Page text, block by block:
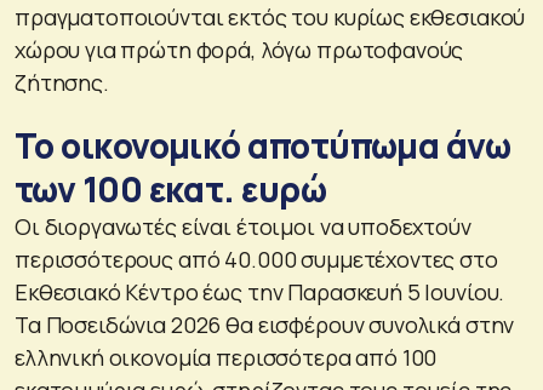
πραγματοποιούνται εκτός του κυρίως εκθεσιακού
χώρου για πρώτη φορά, λόγω πρωτοφανούς
ζήτησης.
Το οικονομικό αποτύπωμα άνω
των 100 εκατ. ευρώ
Οι διοργανωτές είναι έτοιμοι να υποδεχτούν
περισσότερους από 40.000 συμμετέχοντες στο
Εκθεσιακό Κέντρο έως την Παρασκευή 5 Ιουνίου.
Τα Ποσειδώνια 2026 θα εισφέρουν συνολικά στην
ελληνική οικονομία περισσότερα από 100